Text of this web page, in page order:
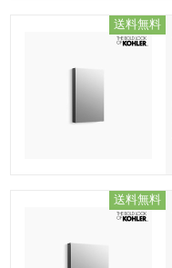
送料無料
送料無料